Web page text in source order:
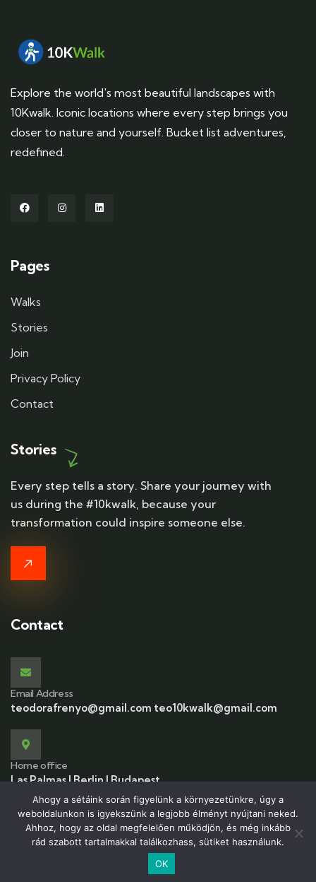
Explore the world's most beautiful landscapes with
10Kwalk. Iconic locations where every step brings you
closer to nature and yourself. Bucket list adventures,
redefined.
Pages
Walks
Stories
Join
Privacy Policy
Contact
Stories
Every step tells a story. Share your journey with
us during the #10kwalk, because your
transformation could inspire someone else.
Contact
Email Address
teodorafrenyo@gmail.com teo10kwalk@gmail.com
Home office
Las Palmas | Berlin | Budapest
© 2026 Copyright 10kwalk.com. All Rights Reserved.
Ahogy a sétáink során figyelünk a környezetünkre, úgy a
weboldalunkon is igyekszünk a legjobb élményt nyújtani neked.
Ahhoz, hogy az oldal megfelelően működjön, és még inkább
rád szabott tartalmakkal találkozhass, sütiket használunk.
OK